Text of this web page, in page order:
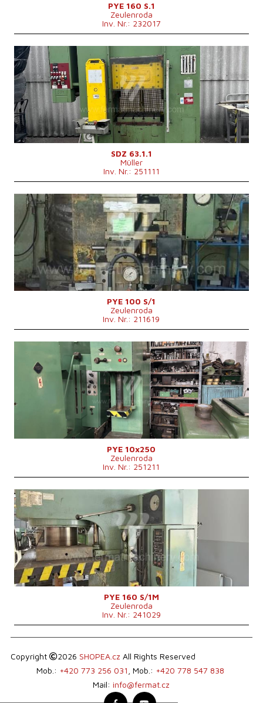
PYE 160 S.1
Zeulenroda
Inv. Nr.: 232017
Baujahr:
1978
Presskraft
63 t
Die Abmessungen des Desktop620x500 mm
Hauptmotorleistung
22 kW
Kontrollsystem
nein
SDZ 63.1.1
Müller
Inv. Nr.: 251111
Baujahr:
0
Presskraft
100 t
Die Abmessungen des Desktop
750x560 mm
Stößelabmessungen
530x400 mm
Hauptmotorleistung
15 kW
Maschinenabmessungen L x B x H1900x1200x3030 mm
Maschinengewicht
5000 kg
Max. Stößelhub
500 mm
Ausladung
360 mm
nein
PYE 100 S/1
Zeulenroda
Inv. Nr.: 211619
1959
Presskraft
10 t
Die Abmessungen des Desktop
500x400 mm
Stößelabmessungen
450x280 mm
Hauptmotorleistung
4 kW
Maschinenabmessungen L x B x H1300x1000x2220 mm
Maschinengewicht
1100 kg
Kontrollsystem
PYE 10x250
Zeulenroda
Inv. Nr.: 251211
Baujahr:
1984
160 t
Die Abmessungen des Desktop 900x630 mm
Hauptmotorleistung
17 kW
Maschinengewicht
7000 kg
Anfluggeschwindigkeit
200 mm/s
Stößelhub
500 mm
Kontrollsystem
PYE 160 S/1M
Zeulenroda
Inv. Nr.: 241029
Copyright 2026 SHOPEA.cz All Rights Reserved
Mob.: +420 773 256 031 , Mob.: +420 778 547 838
Mail: info@fermat.cz